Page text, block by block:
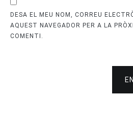
DESA EL MEU NOM, CORREU
AQUEST NAVEGADOR PER A LA
COMENTI.